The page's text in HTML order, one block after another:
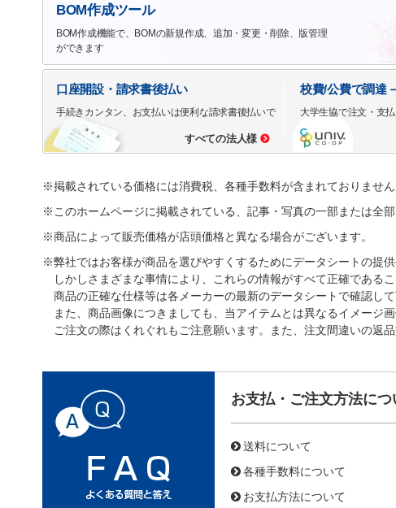
BOM作成ツール
BOM作成機能で、BOMの新規作成、追加・変更・削除、版管理
ができます
口座開設・請求書後払い
手続きカンタン、お支払いは便利な請求書後払いで
すべての法人様
校費/公費で調達
大学生協で注文・支
※掲載されている価格には消費税、各種手数料が含まれておりませ
※このホームページに掲載されている、記事・写真の一部または全
※商品によって販売価格が店頭価格と異なる場合がございます。
※弊社ではお客様が商品を選びやすくするためにデータシートの提
しかしさまざまな事情により、これらの情報がすべて正確である
商品の正確な仕様等は各メーカーの最新のデータシートで確認し
また、商品画像につきましても、当アイテムとは異なるイメージ
ご注文の際はくれぐれもご注意願います。また、注文間違いの返
お支払・ご注文方法につ
送料について
各種手数料について
お支払方法について